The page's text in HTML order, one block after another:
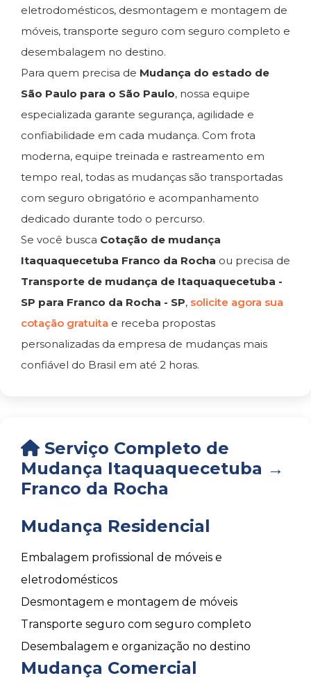
eletrodomésticos, desmontagem e montagem de
móveis, transporte seguro com seguro completo e
desembalagem no destino.
Para quem precisa de Mudança do estado de
São Paulo para o São Paulo, nossa equipe
especializada garante segurança, agilidade e
confiabilidade em cada mudança. Com frota
moderna, equipe treinada e rastreamento em
tempo real, todas as mudanças são transportadas
com seguro obrigatório e acompanhamento
dedicado durante todo o percurso.
Se você busca Cotação de mudança
Itaquaquecetuba Franco da Rocha ou precisa de
Transporte de mudança de Itaquaquecetuba -
SP para Franco da Rocha - SP, solicite agora sua
cotação gratuita e receba propostas
personalizadas da empresa de mudanças mais
confiável do Brasil em até 2 horas.
Serviço Completo de
Mudança Itaquaquecetuba →
Franco da Rocha
Mudança Residencial
Embalagem profissional de móveis e
eletrodomésticos
Desmontagem e montagem de móveis
Transporte seguro com seguro completo
Desembalagem e organização no destino
Mudança Comercial